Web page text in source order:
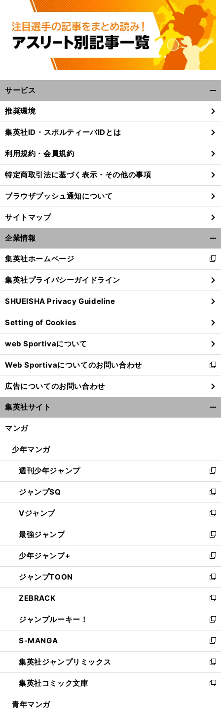
へ
サービス
閉
る
推奨環境
集英社ID・スポルティーバIDとは
利用規約・会員規約
特定商取引法に基づく表示・その他の事項
ブラウザプッシュ通知について
サイトマップ
企業情報
閉
る
集英社ホームページ
新
し
い
ウ
ィ
ン
ド
ウ
で
開
く
集英社プライバシーガイドライン
SHUEISHA Privacy Guideline
Setting of Cookies
web Sportivaについて
Web Sportivaについてのお問い合わせ
新
し
い
ウ
ィ
ン
ウ
開
く
広告についてのお問い合わせ
集英社サイト
マンガ
少年マンガ
週刊少年ジャンプ
新
し
い
ウ
ィ
ン
ド
ウ
で
開
く
ジャンプSQ
新
し
い
ウ
ィ
ン
ド
ウ
で
開
く
Vジャンプ
新
し
い
ウ
ィ
ン
ド
ウ
で
開
く
最強ジャンプ
新
し
い
ウ
ィ
ン
ド
ウ
で
開
く
少年ジャンプ+
新
し
い
ウ
ィ
ン
ド
ウ
で
開
く
ジャンプTOON
新
し
い
ウ
ィ
ン
ド
ウ
で
開
く
ZEBRACK
新
し
い
ウ
ィ
ン
ド
ウ
で
開
ジャンプルーキー！
新
し
い
ウ
ィ
ン
ド
ウ
S-MANGA
新
し
い
ウ
ィ
ン
集英社ジャンプリミックス
新
し
い
ウ
集英社コミック文庫
新
し
青年マンガ